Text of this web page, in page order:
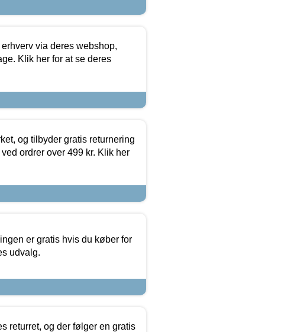
via deres webshop,
Klik her for at se deres
og tilbyder gratis returnering
ordrer over 499 kr. Klik her
er gratis hvis du køber for
udvalg.
returret, og der følger en gratis